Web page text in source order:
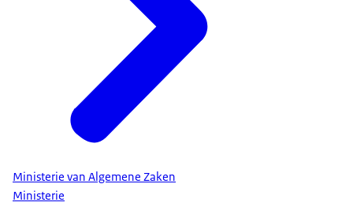
Ministerie van Algemene Zaken
Ministerie